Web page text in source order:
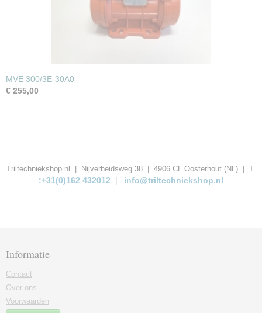
MVE 300/3E-30A0
€ 255,00
Triltechniekshop.nl | Nijverheidsweg 38 | 4906 CL Oosterhout (NL) | T.
:+31(0)162 432012 info@triltechniekshop.nl
Informatie
Contact
Over ons
Voorwaarden